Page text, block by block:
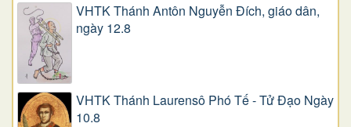
VHTK Thánh Antôn Nguyễn Ðích, giáo dân,
ngày 12.8
VHTK Thánh Laurensô Phó Tế - Tử Đạo Ngày
10.8